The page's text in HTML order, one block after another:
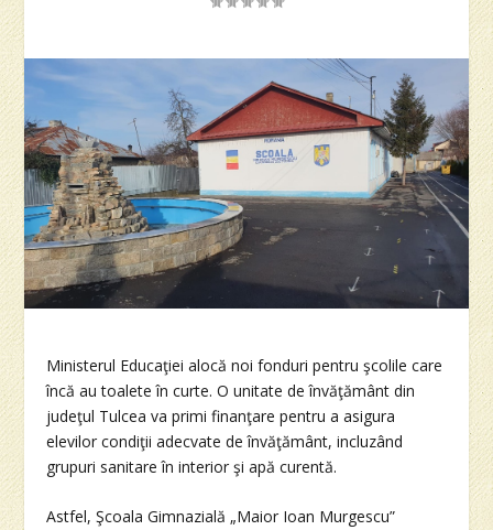
Ministerul Educaţiei alocă noi fonduri pentru şcolile care
încă au toalete în curte. O unitate de învăţământ din
judeţul Tulcea va primi finanţare pentru a asigura
elevilor condiţii adecvate de învăţământ, incluzând
grupuri sanitare în interior şi apă curentă.
Astfel, Şcoala Gimnazială „Maior Ioan Murgescu”